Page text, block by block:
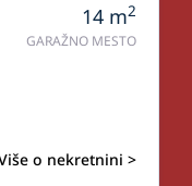
14 m2
GARAŽNO MESTO
o nekretnini >